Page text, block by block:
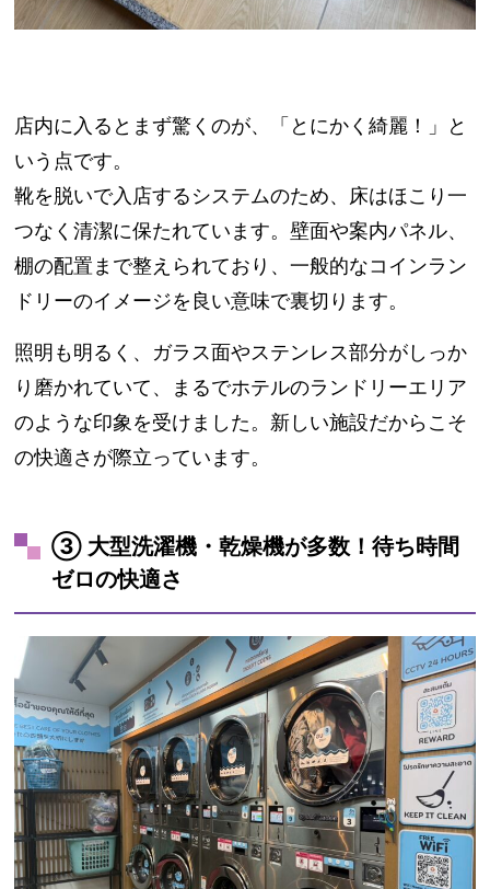
店内に入るとまず驚くのが、「とにかく綺麗！」と
いう点です。
靴を脱いで入店するシステムのため、床はほこり一
つなく清潔に保たれています。壁面や案内パネル、
棚の配置まで整えられており、一般的なコインラン
ドリーのイメージを良い意味で裏切ります。
照明も明るく、ガラス面やステンレス部分がしっか
り磨かれていて、まるでホテルのランドリーエリア
のような印象を受けました。新しい施設だからこそ
の快適さが際立っています。
③ 大型洗濯機・乾燥機が多数！待ち時間
ゼロの快適さ